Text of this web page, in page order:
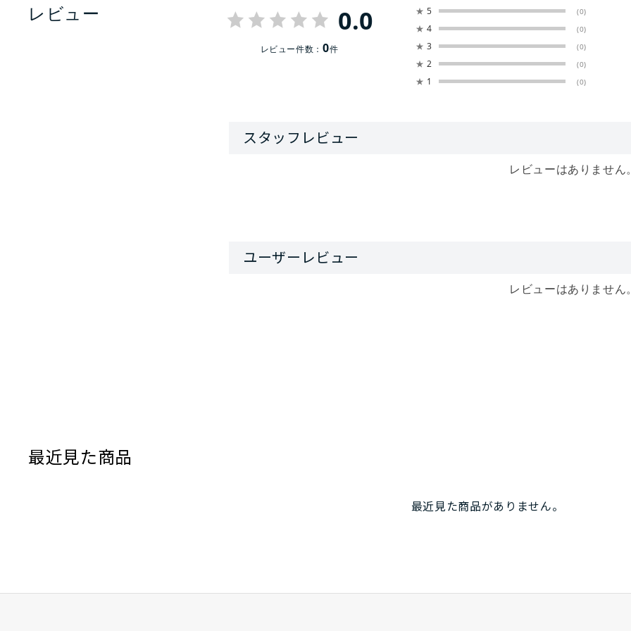
レビュー 0.0
レビュー件数：0件
★ 5 (0)
★ 4 (0)
★ 3 (0)
★ 2 (0)
★ 1 (0)
レビューはありません
レビューはありません
最近見た商品
最近見た商品がありません。